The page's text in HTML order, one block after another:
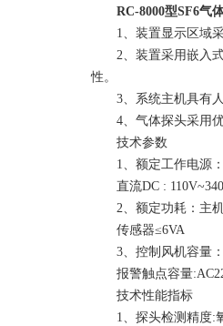
RC-8000型SF6气
1、装置显示区域采
2、装置采用嵌入式
性。
3、系统主机具有人
4、气体探头采用优
技术参数
1、额定工作电源：
直流DC :
2、额定功耗：主机
传感器≤6VA
3、控制风机容量：
报警触点容量
技术性能指标
1、探头检测精度: